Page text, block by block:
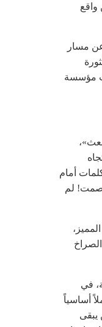
واقع
مسار
مؤسسة
أمام
صمت! لم
في
أساسياً
يبقى